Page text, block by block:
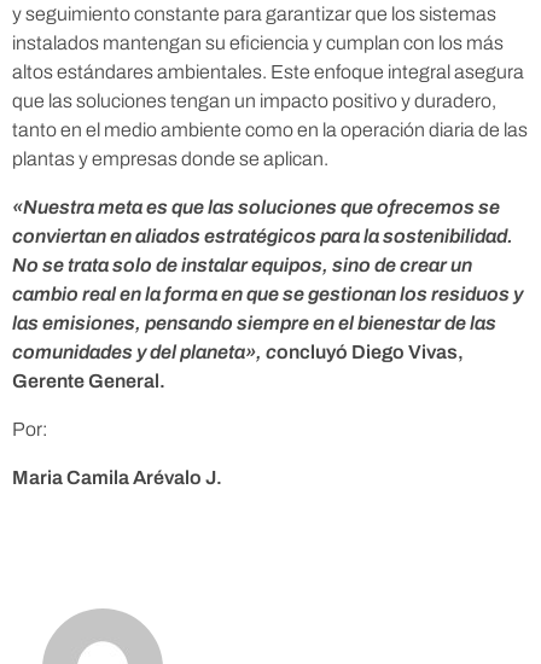
t
o
r
e
s
p
a
y seguimiento constante para garantizar que los sistemas
instalados mantengan su eficiencia y cumplan con los más
altos estándares ambientales. Este enfoque integral asegura
que las soluciones tengan un impacto positivo y duradero,
tanto en el medio ambiente como en la operación diaria de las
plantas y empresas donde se aplican.
«Nuestra meta es que las soluciones que ofrecemos se
conviertan en aliados estratégicos para la sostenibilidad.
No se trata solo de instalar equipos, sino de crear un
cambio real en la forma en que se gestionan los residuos y
las emisiones, pensando siempre en el bienestar de las
comunidades y del planeta», concluyó Diego Vivas,
Gerente General.
Por:
Maria Camila Arévalo J.